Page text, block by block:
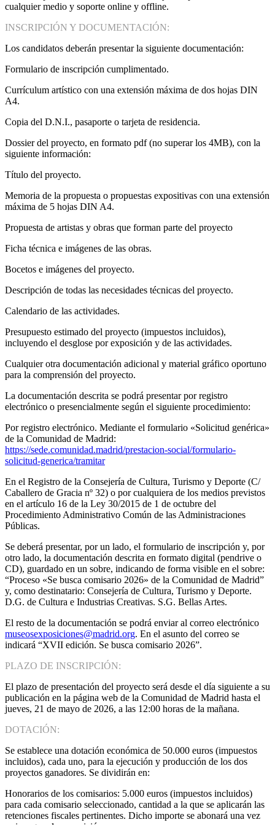
cualquier medio y soporte online y offline.
INSCRIPCIÓN Y DOCUMENTACIÓN:
Los candidatos deberán presentar la siguiente documentación:
Formulario de inscripción cumplimentado.
Currículum artístico con una extensión máxima de dos hojas DIN
A4.
Copia del D.N.I., pasaporte o tarjeta de residencia.
Dossier del proyecto, en formato pdf (no superar los 4MB), con la
siguiente información:
Título del proyecto.
Memoria de la propuesta o propuestas expositivas con una extensión
máxima de 5 hojas DIN A4.
Propuesta de artistas y obras que forman parte del proyecto
Ficha técnica e imágenes de las obras.
Bocetos e imágenes del proyecto.
Descripción de todas las necesidades técnicas del proyecto.
Calendario de las actividades.
Presupuesto estimado del proyecto (impuestos incluidos),
incluyendo el desglose por exposición y de las actividades.
Cualquier otra documentación adicional y material gráfico oportuno
para la comprensión del proyecto.
La documentación descrita se podrá presentar por registro
electrónico o presencialmente según el siguiente procedimiento:
Por registro electrónico. Mediante el formulario «Solicitud genérica»
de la Comunidad de Madrid:
https://sede.comunidad.madrid/prestacion-social/formulario-
solicitud-generica/tramitar
En el Registro de la Consejería de Cultura, Turismo y Deporte (C/
Caballero de Gracia nº 32) o por cualquiera de los medios previstos
en el artículo 16 de la Ley 30/2015 de 1 de octubre del
Procedimiento Administrativo Común de las Administraciones
Públicas.
Se deberá presentar, por un lado, el formulario de inscripción y, por
otro lado, la documentación descrita en formato digital (pendrive o
CD), guardado en un sobre, indicando de forma visible en el sobre:
“Proceso «Se busca comisario 2026» de la Comunidad de Madrid”
y, como destinatario: Consejería de Cultura, Turismo y Deporte.
D.G. de Cultura e Industrias Creativas. S.G. Bellas Artes.
El resto de la documentación se podrá enviar al correo electrónico
museosexposiciones@madrid.org. En el asunto del correo se
indicará “XVII edición. Se busca comisario 2026”.
PLAZO DE INSCRIPCIÓN:
El plazo de presentación del proyecto será desde el día siguiente a su
publicación en la página web de la Comunidad de Madrid hasta el
jueves, 21 de mayo de 2026, a las 12:00 horas de la mañana.
DOTACIÓN:
Se establece una dotación económica de 50.000 euros (impuestos
incluidos), cada uno, para la ejecución y producción de los dos
proyectos ganadores. Se dividirán en:
Honorarios de los comisarios: 5.000 euros (impuestos incluidos)
para cada comisario seleccionado, cantidad a la que se aplicarán las
retenciones fiscales pertinentes. Dicho importe se abonará una vez